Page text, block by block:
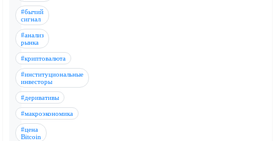
#бычий
сигнал
#анализ
рынка
#криптовалюта
#институциональные
инвесторы
#деривативы
#макроэкономика
#цена
Bitcoin